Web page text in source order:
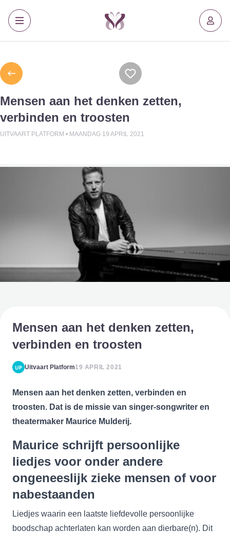
Mensen aan het denken zetten,
verbinden en troosten
UITVAART PLATFORM • MAANDAG 19 APRIL 2021
Mensen aan het denken zetten,
verbinden en troosten
Uitvaart Platform19 APRIL 2021
Mensen aan het denken zetten, verbinden en
troosten. Dat is de missie van singer-songwriter en
theatermaker Maurice Mulderij.
Maurice schrijft persoonlijke
liedjes voor onder andere
ongeneeslijk zieke mensen of voor
nabestaanden
Liedjes waarin een laatste liefdevolle persoonlijke
boodschap achterlaten kan worden aan dierbare(n). Dit